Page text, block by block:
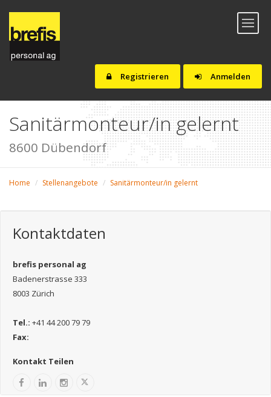
Anmelden
Registrieren
Toggle
Sanitärmonteur/in gelernt
8600 Dübendorf
Home Stellenangebote Sanitärmonteur/in gelernt
Kontaktdaten
brefis personal ag
Badenerstrasse 333
8003 Zürich
Tel.: +41 44 200 79 79
Fax:
Kontakt Teilen